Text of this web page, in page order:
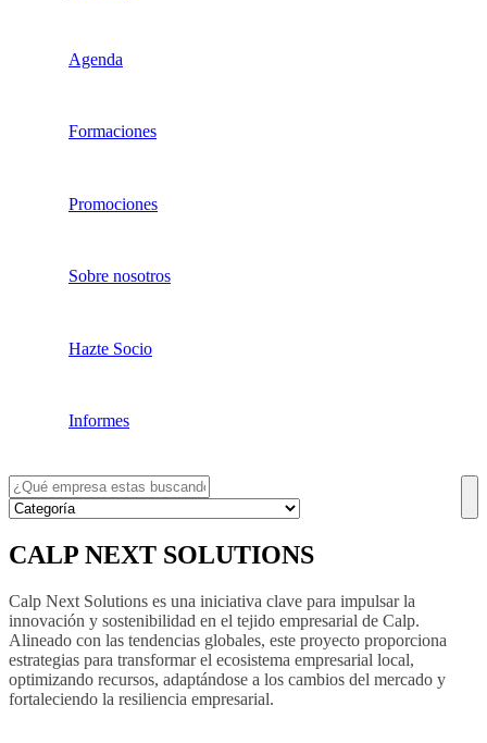
Agenda
Formaciones
Promociones
Sobre nosotros
Hazte Socio
Informes
CALP NEXT SOLUTIONS
Calp Next Solutions es una iniciativa clave para impulsar la
innovación y sostenibilidad en el tejido empresarial de Calp.
Alineado con las tendencias globales, este proyecto proporciona
estrategias para transformar el ecosistema empresarial local,
optimizando recursos, adaptándose a los cambios del mercado y
fortaleciendo la resiliencia empresarial.